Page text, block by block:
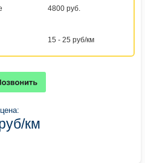
4800 руб.
15 - 25 руб/км
цена:
км